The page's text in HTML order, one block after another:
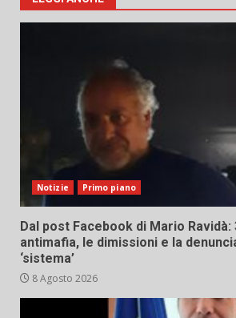
Notizie Primo piano
Dal post Facebook di Mario Ravidà:
antimafia, le dimissioni e la
‘sistema’
8 Agosto 2026